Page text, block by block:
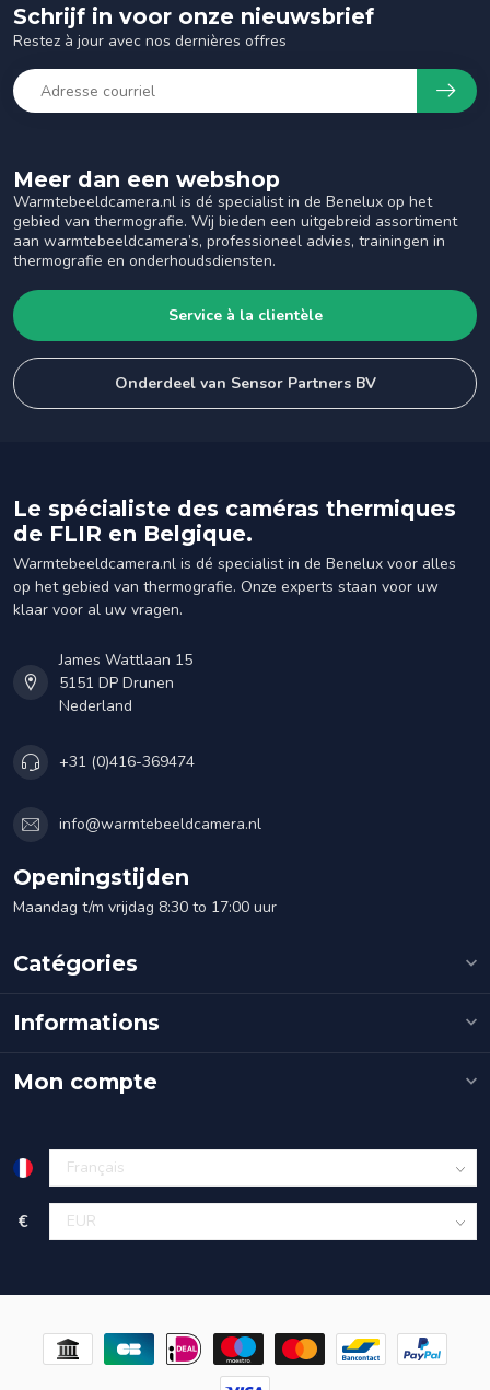
Meer dan een webshop
Warmtebeeldcamera.nl is dé specialist in de Benelux op het
gebied van thermografie. Wij bieden een uitgebreid assortiment
aan warmtebeeldcamera’s, professioneel advies, trainingen in
thermografie en onderhoudsdiensten.
Service à la clientèle
Onderdeel van Sensor Partners BV
Schrijf in voor onze nieuwsbrief
Restez à jour avec nos dernières offres
Le spécialiste des caméras thermiques
de FLIR en Belgique.
Warmtebeeldcamera.nl is dé specialist in de Benelux voor alles
op het gebied van thermografie. Onze experts staan voor uw
klaar voor al uw vragen.
James Wattlaan 15
5151 DP Drunen
Nederland
+31 (0)416-369474
info@warmtebeeldcamera.nl
Openingstijden
Maandag t/m vrijdag 8:30 to 17:00 uur
Catégories
Informations
Mon compte
€